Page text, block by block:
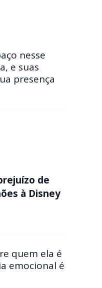
nesse
e suas
presença
de
à Disney
quem ela é
emocional é